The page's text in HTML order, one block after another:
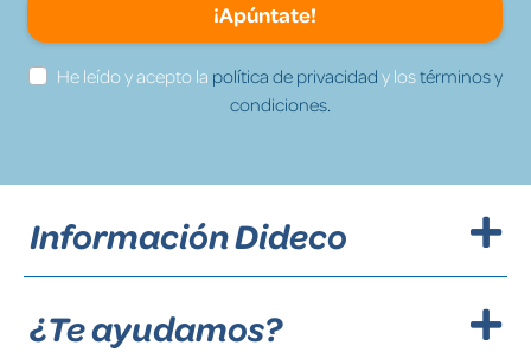
¡Apúntate!
He leído y acepto la política de privacidad y lostérminos y
condiciones.
Información Dideco
¿Te ayudamos?